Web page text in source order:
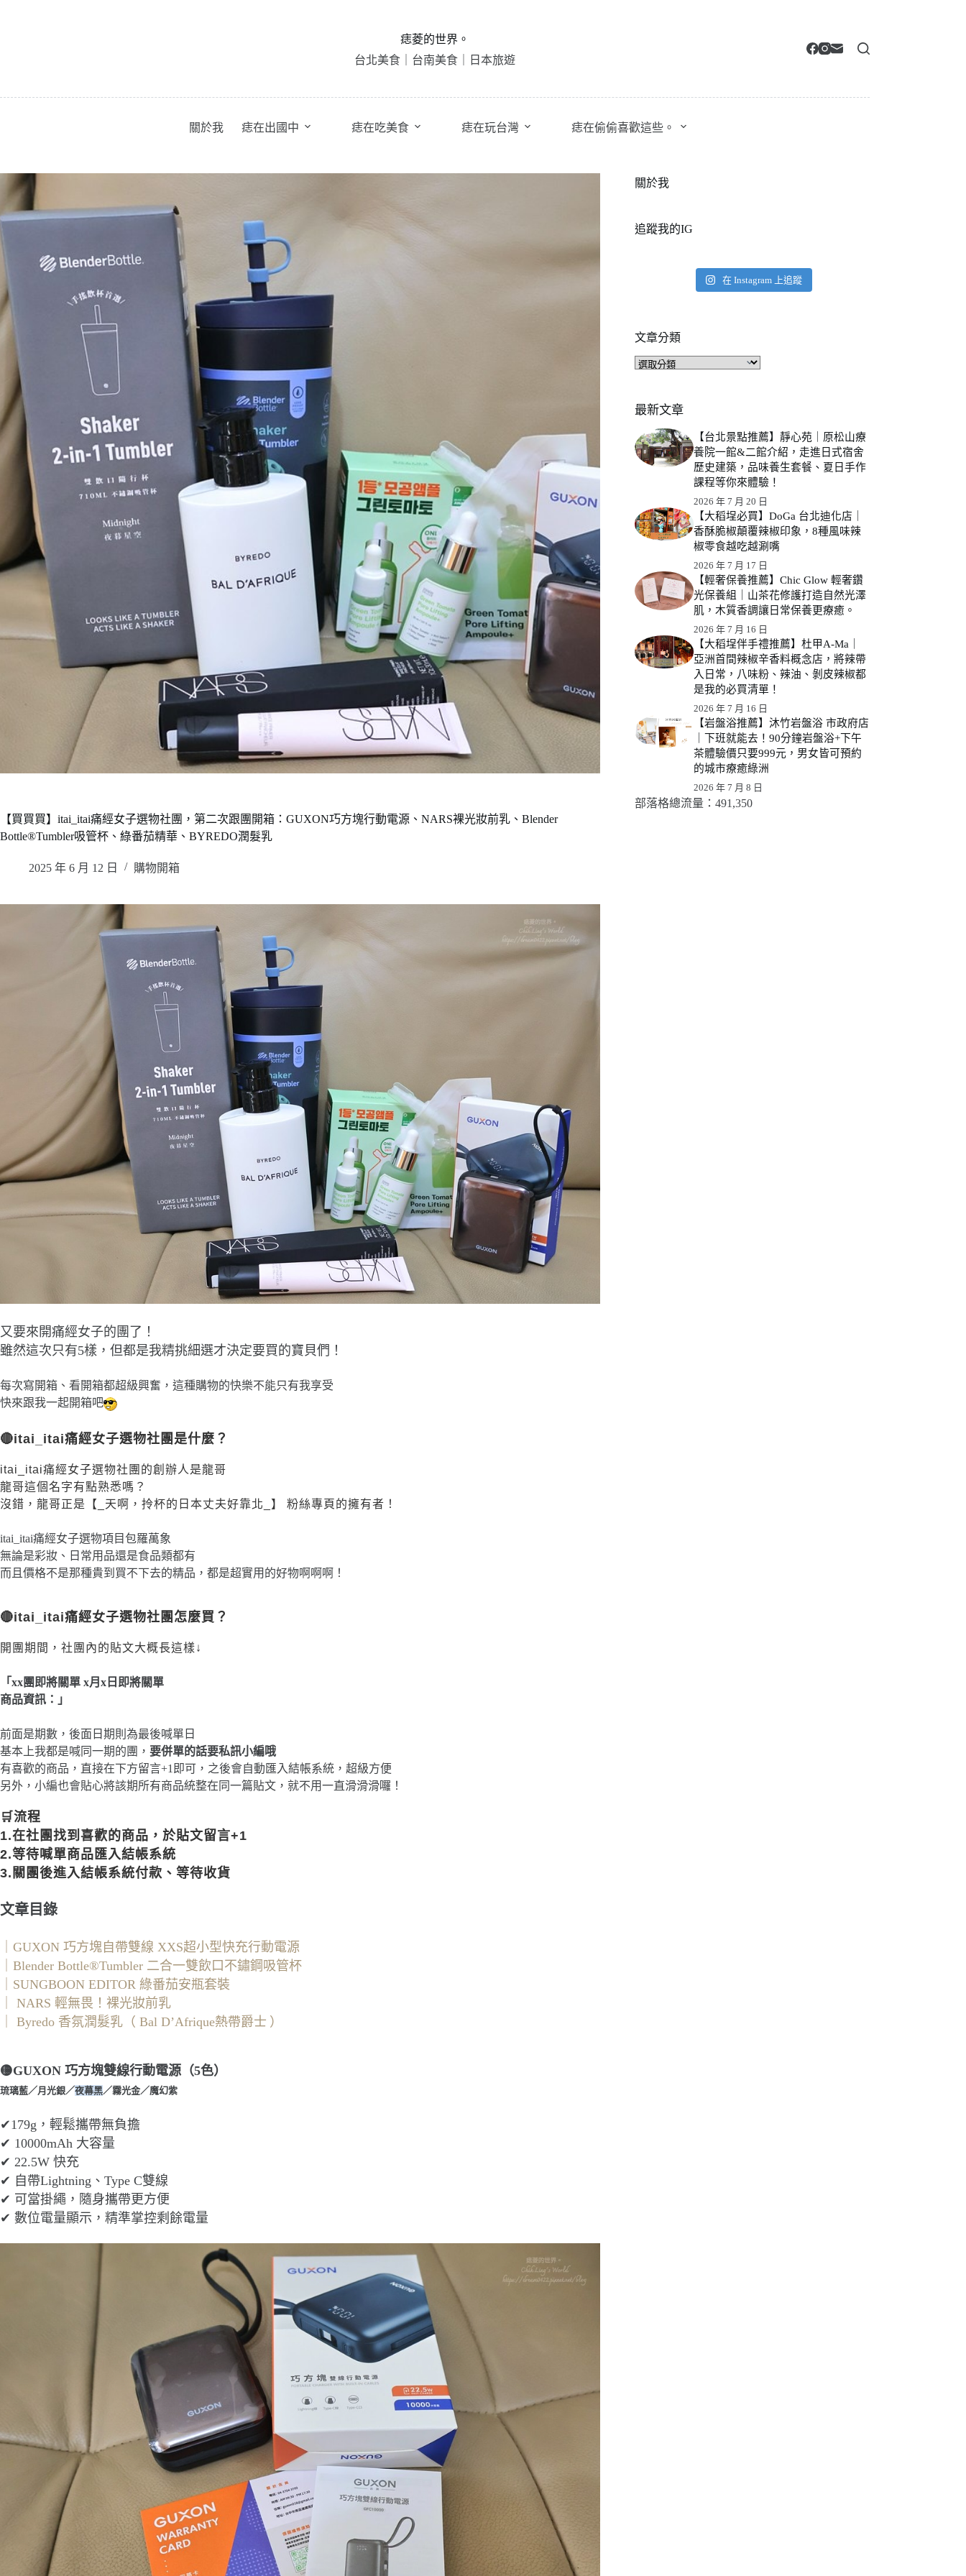
容
痣菱的世界。
台北美食｜台南美食｜日本旅遊
關於我 痣在出國中 痣在吃美食 痣在玩台灣 痣在偷偷喜歡這些。
【買買買】itai_itai痛經女子選物社團，第二次跟團開箱：GUXON巧方塊行動電源、NARS裸光妝前乳、Blender
Bottle®Tumbler吸管杯、綠番茄精華、BYREDO潤髮乳
2025 年 6 月 12 日 購物開箱
又要來開痛經女子的團了！
雖然這次只有5樣，但都是我精挑細選才決定要買的寶貝們！
每次寫開箱、看開箱都超級興奮，這種購物的快樂不能只有我享受
快來跟我一起開箱吧
🔴itai_itai痛經女子選物社團是什麼？
itai_itai痛經女子選物社團的創辦人是龍哥
龍哥這個名字有點熟悉嗎？
沒錯，龍哥正是【_天啊，拎杯的日本丈夫好靠北_】 粉絲專頁的擁有者！
itai_itai痛經女子選物項目包羅萬象
無論是彩妝、日常用品還是食品類都有
而且價格不是那種貴到買不下去的精品，都是超實用的好物啊啊啊！
🔴itai_itai痛經女子選物社團怎麼買？
開團期間，社團內的貼文大概長這樣↓
「xx團即將關單 x月x日即將關單
商品資訊：」
前面是期數，後面日期則為最後喊單日
基本上我都是喊同一期的團， 要併單的話要私訊小編哦
有喜歡的商品，直接在下方留言+1即可，之後會自動匯入結帳系統，超級方便
另外，小編也會貼心將該期所有商品統整在同一篇貼文，就不用一直滑滑滑囉！
🛒流程
1.在社團找到喜歡的商品，於貼文留言+1
2.等待喊單商品匯入結帳系統
3.關團後進入結帳系統付款、等待收貨
文章目錄
｜GUXON 巧方塊自帶雙線 XXS超小型快充行動電源
｜Blender Bottle®Tumbler 二合一雙飲口不鏽鋼吸管杯
｜SUNGBOON EDITOR 綠番茄安瓶套裝
｜ NARS 輕無畏！裸光妝前乳
｜ Byredo 香氛潤髮乳（ Bal D’Afrique熱帶爵士 ）
🟡GUXON 巧方塊雙線行動電源（5色）
琉璃藍／月光銀／夜幕黑／霧光金／魔幻紫
✔179g，輕鬆攜帶無負擔
✔ 10000mAh 大容量
✔ 22.5W 快充
✔ 自帶Lightning、Type C雙線
✔ 可當掛繩，隨身攜帶更方便
✔ 數位電量顯示，精準掌控剩餘電量
關於我
追蹤我的IG
在 Instagram 上追蹤
文章分類
文
類
最新文章
【台北景點推薦】靜心苑｜原松山療
養院一館&二館介紹，走進日式宿舍
歷史建築，品味養生套餐、夏日手作
課程等你來體驗！
2026 年 7 月 20 日
【大稻埕必買】DoGa 台北迪化店｜
香酥脆椒顛覆辣椒印象，8種風味辣
椒零食越吃越涮嘴
2026 年 7 月 17 日
【輕奢保養推薦】Chic Glow 輕奢鑽
光保養組｜山茶花修護打造自然光澤
肌，木質香調讓日常保養更療癒。
2026 年 7 月 16 日
【大稻埕伴手禮推薦】杜甲A-Ma｜
亞洲首間辣椒辛香料概念店，將辣帶
入日常，八味粉、辣油、剝皮辣椒都
是我的必買清單！
2026 年 7 月 16 日
【岩盤浴推薦】沐竹岩盤浴 市政府店
｜下班就能去！90分鐘岩盤浴+下午
茶體驗價只要999元，男女皆可預約
的城市療癒綠洲
2026 年 7 月 8 日
部落格總流量：​491,350